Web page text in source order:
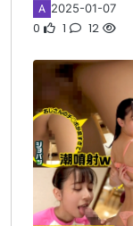
A 2025-01-07
0 1 12